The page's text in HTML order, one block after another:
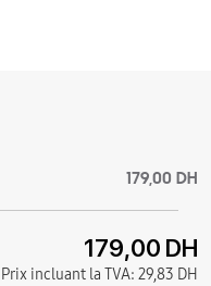
179,00 DH
179,00 DH
Prix incluant la TVA: 29,83 DH